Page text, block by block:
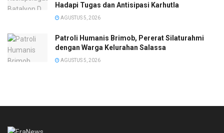
Hadapi Tugas dan Antisipasi Karhutla
AGUSTUS 5, 2026
Patroli Humanis Brimob, Pererat Silaturahmi
dengan Warga Kelurahan Salassa
AGUSTUS 5, 2026